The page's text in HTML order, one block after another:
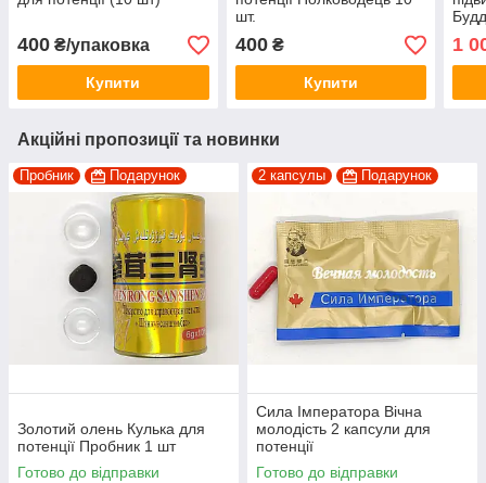
400 ₴/упаковка
Купити
шт.
400₴
Купити
1
Акційні пропозиції та новинки
Пробник Подарунок
Золотий олень Кулька для
потенції Пробник 1 шт
Готово до відправки
2 капсулы Подарунок
Сила Імператора Вічна
молодість 2 капсули для
потенції
Готово до відправки